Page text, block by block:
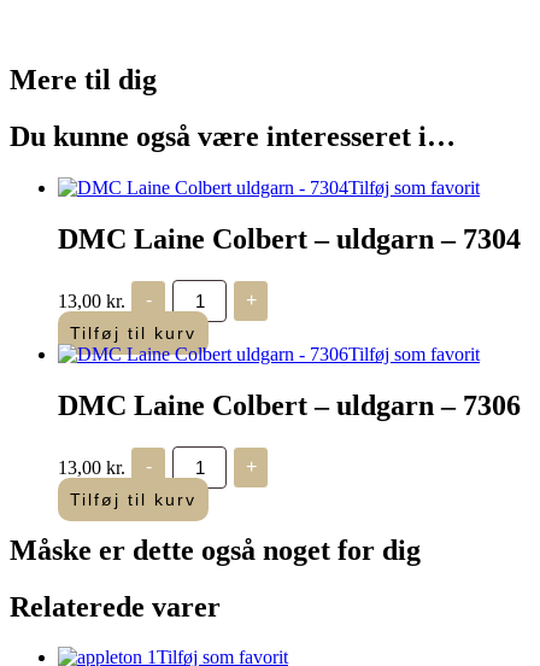
Mere til dig
Du kunne også være interesseret i…
Tilføj som favorit
DMC Laine Colbert – uldgarn – 7304
13,00 kr. -
DMC
Laine
Colbert
-
uldgarn
7304
+
Tilføj til kurv
Tilføj som favorit
DMC Laine Colbert – uldgarn – 7306
13,00 kr. -
DMC
Laine
Colbert
-
-
+
Tilføj til kurv
Måske er dette også noget for dig
Relaterede varer
Tilføj som favorit